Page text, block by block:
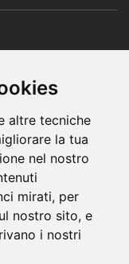
altre tecniche
la tua
nel nostro
mirati, per
nostro sito, e
i nostri